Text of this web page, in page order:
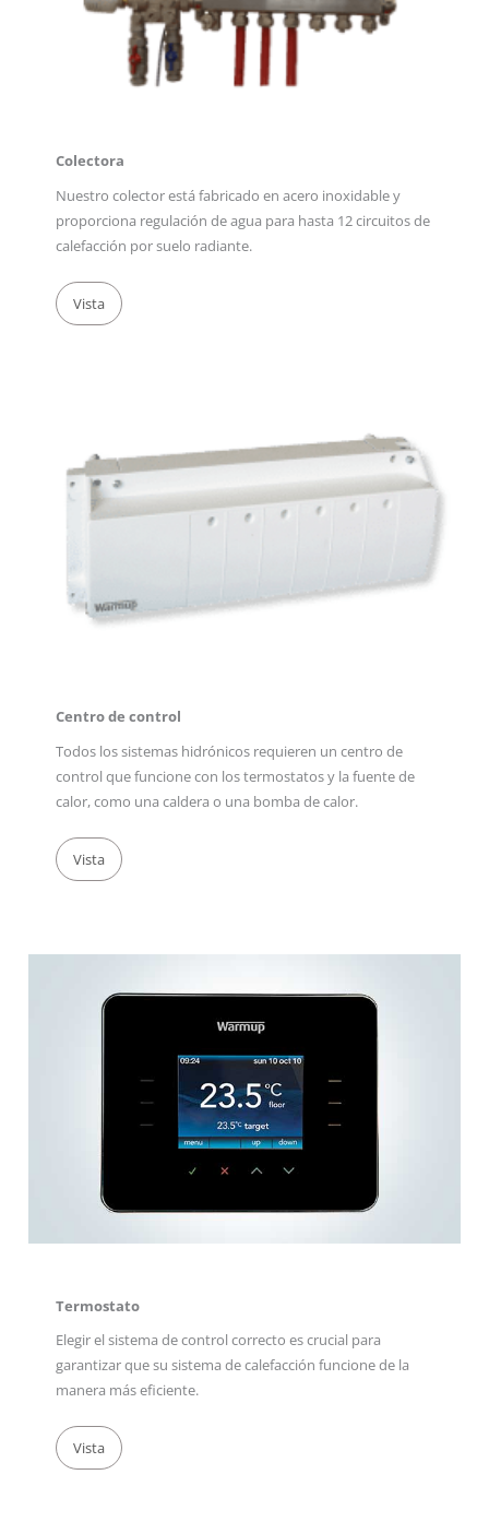
Colectora
Nuestro colector está fabricado en acero inoxidable y
proporciona regulación de agua para hasta 12 circuitos de
calefacción por suelo radiante.
Vista
Centro de control
Todos los sistemas hidrónicos requieren un centro de
control que funcione con los termostatos y la fuente de
calor, como una caldera o una bomba de calor.
Vista
Termostato
Elegir el sistema de control correcto es crucial para
garantizar que su sistema de calefacción funcione de la
manera más eficiente.
Vista